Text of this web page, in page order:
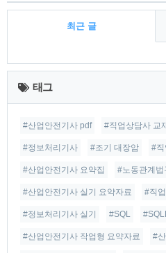
최근 글
최
근
글
태그
#산업안전기사 pdf #직업상담사 교
#정보처리기사 #조기 대장암 #직
#산업안전기사 요약집 #노동관계법
#산업안전기사 실기 요약자료 #직
#정보처리기사 실기 #SQL
#산업안전기사 작업형 요약자료 #